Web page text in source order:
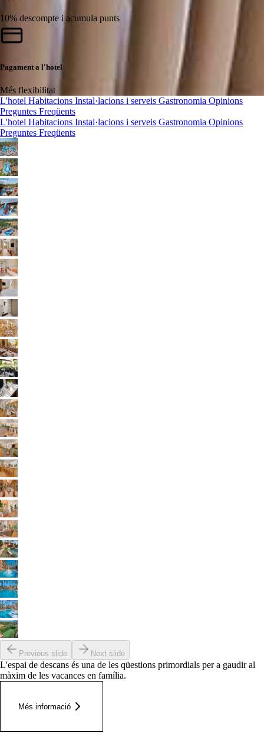
10% descompte i acumula punts
Pagament a l'hotel
Més flexibilitat
L'hotel Habitacions Instal·lacions i serveis Gastronomia Opinions
Preguntes Freqüents
L'hotel Habitacions Instal·lacions i serveis Gastronomia Opinions
Preguntes Freqüents
Previous slide Next slide
L'espai de descans és una de les qüestions primordials per a gaudir al
màxim de les vacances en família.
Més informació